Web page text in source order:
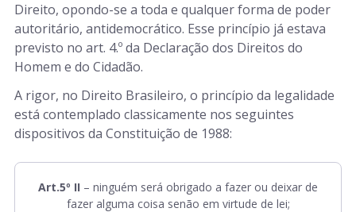
Direito, opondo-se a toda e qualquer forma de poder
autoritário, antidemocrático. Esse princípio já estava
previsto no art. 4.º da Declaração dos Direitos do
Homem e do Cidadão.
A rigor, no Direito Brasileiro, o princípio da legalidade
está contemplado classicamente nos seguintes
dispositivos da Constituição de 1988:
Art.5º II – ninguém será obrigado a fazer ou deixar de
fazer alguma coisa senão em virtude de lei;